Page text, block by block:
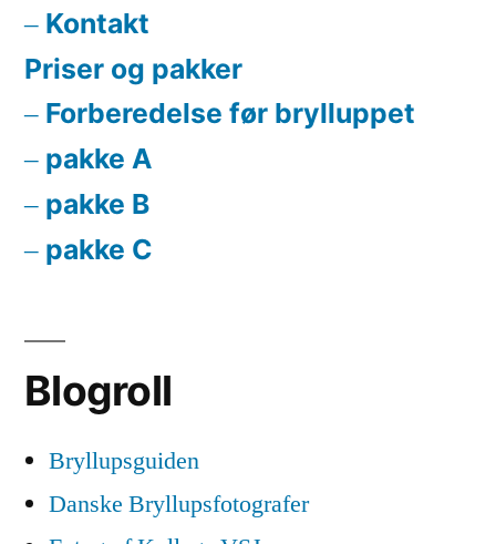
Kontakt
Priser og pakker
Forberedelse før brylluppet
pakke A
pakke B
pakke C
Blogroll
Bryllupsguiden
Danske Bryllupsfotografer